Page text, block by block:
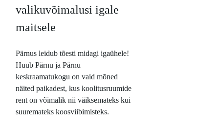
valikuvõimalusi igale
maitsele
Pärnus leidub tõesti midagi igaühele!
Huub Pärnu ja Pärnu
keskraamatukogu on vaid mõned
näited paikadest, kus koolitusruumide
rent on võimalik nii väiksemateks kui
suuremateks koosviibimisteks.